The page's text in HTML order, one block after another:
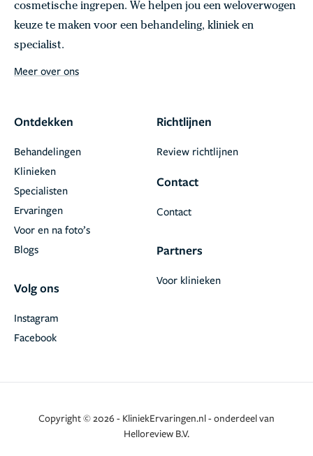
cosmetische ingrepen. We helpen jou een weloverwogen
keuze te maken voor een behandeling, kliniek en
specialist.
Meer over ons
Ontdekken
Behandelingen
Klinieken
Specialisten
Ervaringen
Voor en na foto’s
Blogs
Volg ons
Facebook
Instagram
Richtlijnen
Review richtlijnen
Contact
Contact
Partners
Voor klinieken
Copyright © 2026 - KliniekErvaringen.nl - onderdeel van
Helloreview B.V.